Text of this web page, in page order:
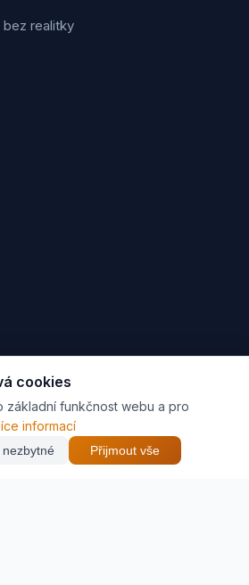
realitky
cookies
základní funkčnost webu a pro
informací
nezbytné Přijmout vše